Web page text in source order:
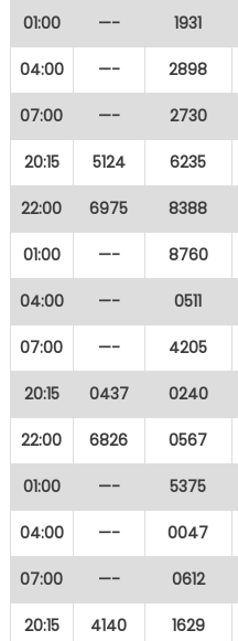
01:00 —- 1931
04:00 —- 2898
07:00 —- 2730
20:15 5124 6235
22:00 6975 8388
01:00 —- 8760
04:00 —- 0511
07:00 —- 4205
20:15 0437 0240
22:00 6826 0567
01:00 —- 5375
04:00 —- 0047
07:00 —- 0612
20:15 4140 1629